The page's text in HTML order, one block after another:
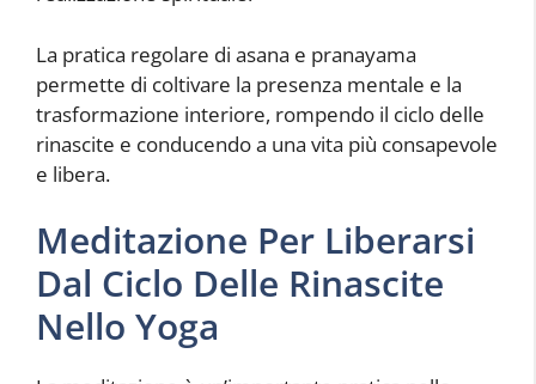
La pratica regolare di asana e pranayama
permette di coltivare la presenza mentale e la
trasformazione interiore, rompendo il ciclo delle
rinascite e conducendo a una vita più consapevole
e libera.
Meditazione Per Liberarsi
Dal Ciclo Delle Rinascite
Nello Yoga